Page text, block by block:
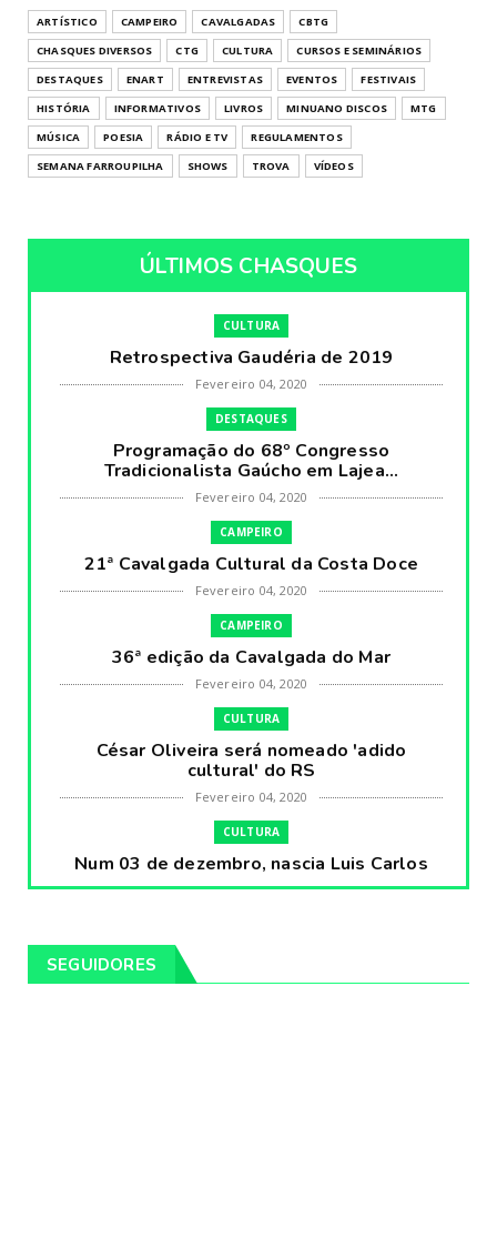
ARTÍSTICO CAMPEIRO CAVALGADAS
CBTG
CHASQUES DIVERSOS
CTG CULTURA
CURSOS E SEMINÁRIOS
DESTAQUES
ENART ENTREVISTAS EVENTOS
FESTIVAIS
HISTÓRIA
INFORMATIVOS LIVROS MINUANO DISCOS
MTG
MÚSICA
POESIA RÁDIO E TV
REGULAMENTOS
SEMANA FARROUPILHA
SHOWS TROVA VÍDEOS
ÚLTIMOS CHASQUES
CULTURA
Retrospectiva Gaudéria de 2019
Fevereiro 04, 2020
DESTAQUES
Programação do 68º Congresso
Tradicionalista Gaúcho em Lajea...
Fevereiro 04, 2020
CAMPEIRO
21ª Cavalgada Cultural da Costa Doce
Fevereiro 04, 2020
CAMPEIRO
36ª edição da Cavalgada do Mar
Fevereiro 04, 2020
CULTURA
César Oliveira será nomeado 'adido
cultural' do RS
Fevereiro 04, 2020
CULTURA
Num 03 de dezembro, nascia Luis Carlos
Prestes, o Cavaleiro ...
Pintores da Temática Gauchesca - parte
SEGUIDORES